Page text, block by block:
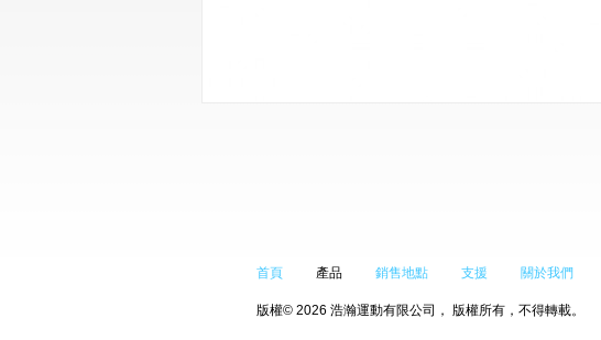
首頁 產品 銷售地點 支援 關於我們
版權© 2026 浩瀚運動有限公司， 版權所有，不得轉載。